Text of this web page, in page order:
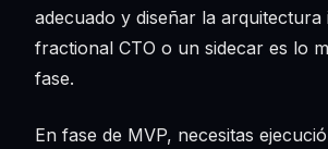
adecuado y diseñar la arquitectura
fractional CTO o un sidecar es lo
fase.
En fase de MVP, necesitas